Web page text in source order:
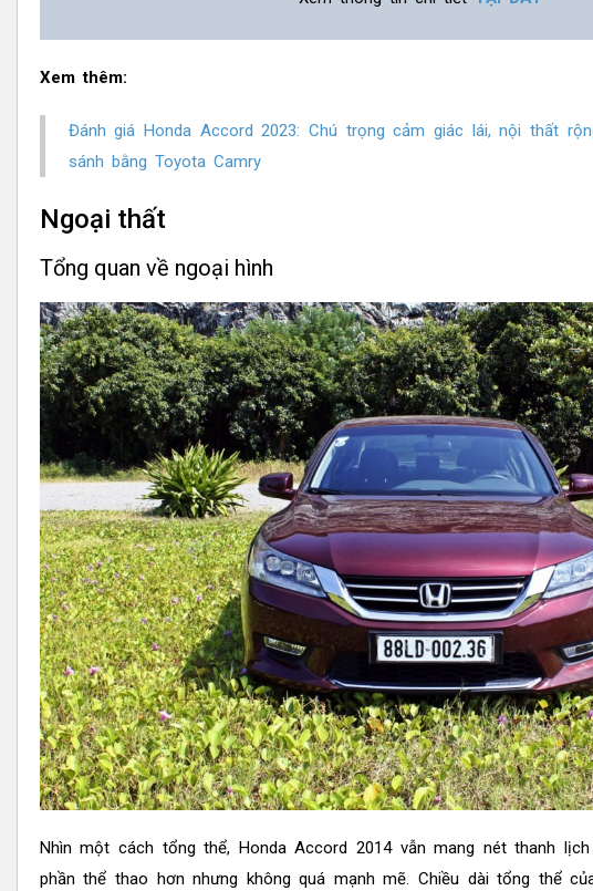
Xem thêm:
Đánh giá Honda Accord 2023: Chú trọng cảm giác lái, nội thất
sánh bằng Toyota Camry
Ngoại thất
Tổng quan về ngoại hình
Nhìn một cách tổng thể, Honda Accord 2014 vẫn mang nét thanh
phần thể thao hơn nhưng không quá mạnh mẽ. Chiều dài tổng thể